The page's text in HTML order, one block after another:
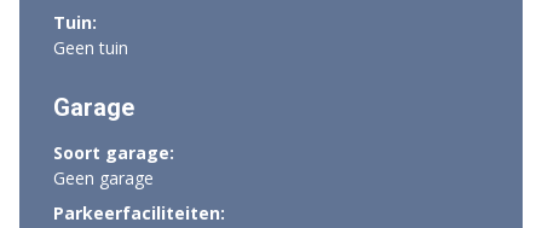
Tuin:
Geen tuin
Garage
Soort garage:
Geen garage
Parkeerfaciliteiten: